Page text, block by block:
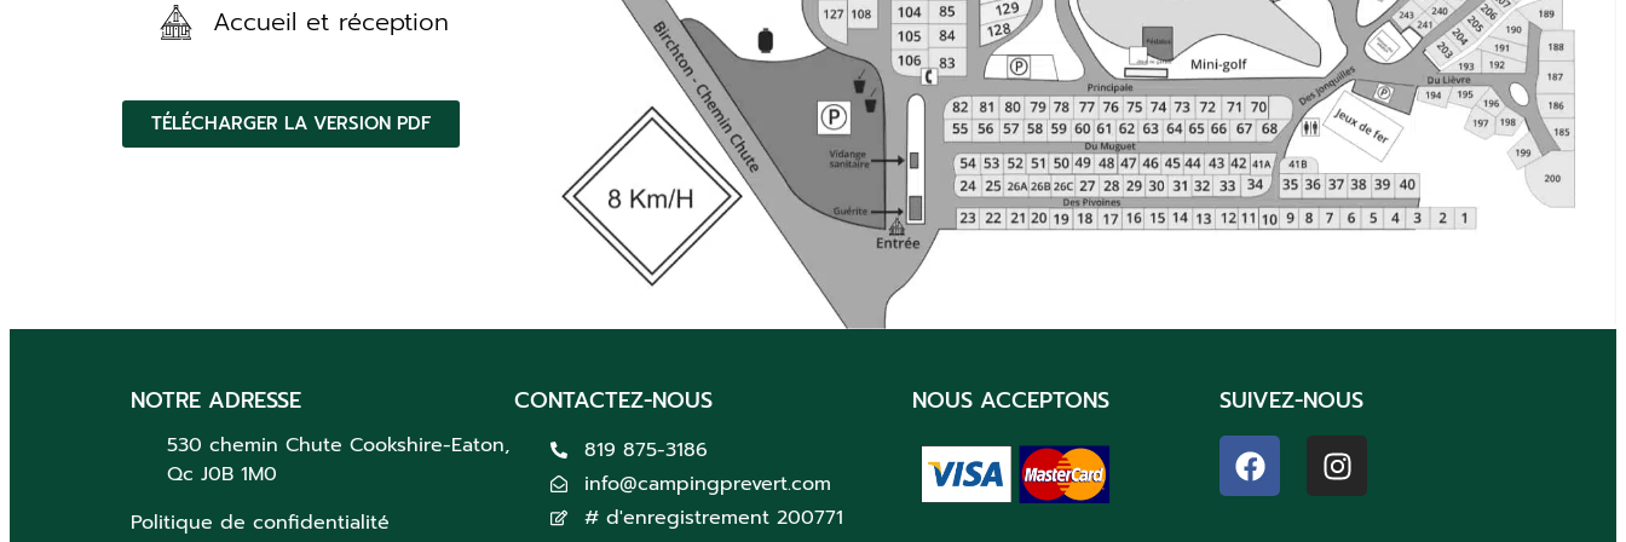
Accueil et réception
TÉLÉCHARGER LA VERSION PDF
NOTRE ADRESSE
530 chemin Chute Cookshire-Eaton,
Qc J0B 1M0
Politique de confidentialité
CONTACTEZ-NOUS
819 875-3186
info@campingprevert.com
# d'enregistrement 200771
NOUS ACCEPTONS SUIVEZ-NOUS